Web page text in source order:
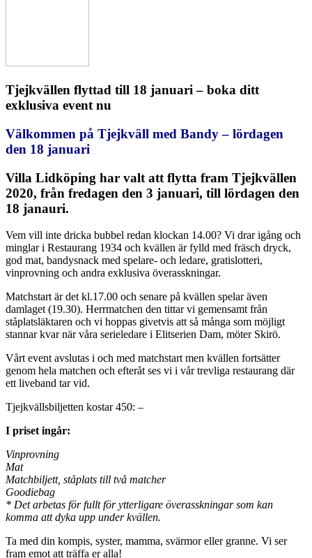
Tjejkvällen flyttad till 18 januari – boka ditt
exklusiva event nu
Välkommen på Tjejkväll med Bandy – lördagen
den 18 januari
Villa Lidköping har valt att flytta fram Tjejkvällen
2020, från fredagen den 3 januari, till lördagen den
18 janauri.
Vem vill inte dricka bubbel redan klockan 14.00? Vi drar igång och
minglar i Restaurang 1934 och kvällen är fylld med fräsch dryck,
god mat, bandysnack med spelare- och ledare, gratislotteri,
vinprovning och andra exklusiva överasskningar.
Matchstart är det kl.17.00 och senare på kvällen spelar även
damlaget (19.30). Herrmatchen den tittar vi gemensamt från
ståplatsläktaren och vi hoppas givetvis att så många som möjligt
stannar kvar när våra serieledare i Elitserien Dam, möter Skirö.
Vårt event avslutas i och med matchstart men kvällen fortsätter
genom hela matchen och efteråt ses vi i vår trevliga restaurang där
ett liveband tar vid.
Tjejkvällsbiljetten kostar 450: –
I priset ingår:
Vinprovning
Mat
Matchbiljett, ståplats till två matcher
Goodiebag
* Det arbetas för fullt för ytterligare överasskningar som kan
komma att dyka upp under kvällen.
Ta med din kompis, syster, mamma, svärmor eller granne. Vi ser
fram emot att träffa er alla!